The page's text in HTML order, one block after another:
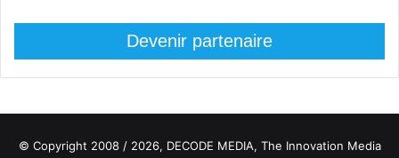
Devenir partenaire
© Copyright 2008 / 2026, DECODE MEDIA, The Innovation Media